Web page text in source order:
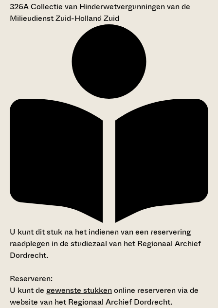
326A Collectie van Hinderwetvergunningen van de
Milieudienst Zuid-Holland Zuid
U kunt dit stuk na het indienen van een reservering
raadplegen in de studiezaal van het Regionaal Archief
Dordrecht.
Reserveren:
U kunt de gewenste stukkenonline reserveren via de
website van het Regionaal Archief Dordrecht.